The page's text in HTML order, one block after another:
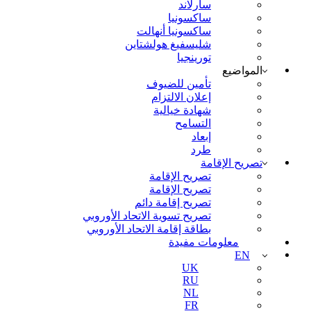
سارلاند
ساكسونيا
ساكسونيا أنهالت
شليسفيغ هولشتاين
تورينجيا
المواضيع
تأمين للضيوف
إعلان الالتزام
شهادة خيالية
التسامح
إبعاد
طرد
تصريح الإقامة
تصريح الإقامة
تصريح الإقامة
تصريح إقامة دائم
تصريح تسوية الاتحاد الأوروبي
بطاقة إقامة الاتحاد الأوروبي
معلومات مفيدة
EN
UK
RU
NL
FR